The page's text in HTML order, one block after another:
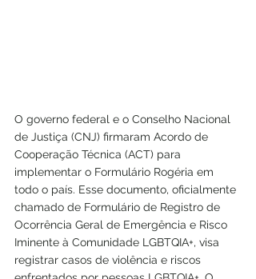
O governo federal e o Conselho Nacional
de Justiça (CNJ) firmaram Acordo de
Cooperação Técnica (ACT) para
implementar o Formulário Rogéria em
todo o país. Esse documento, oficialmente
chamado de Formulário de Registro de
Ocorrência Geral de Emergência e Risco
Iminente à Comunidade LGBTQIA+, visa
registrar casos de violência e riscos